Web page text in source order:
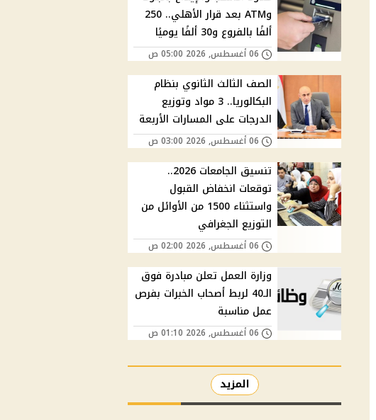
وATM بعد قرار الأهلي.. 250
ألفًا بالفروع و30 ألفًا يوميًا
06 أغسطس, 2026 05:00 ص
الصف الثالث الثانوي بنظام
البكالوريا.. 3 مواد وتوزيع
الدرجات على المسارات الأربعة
06 أغسطس, 2026 03:00 ص
تنسيق الجامعات 2026..
توقعات انخفاض القبول
واستثناء 1500 من الأوائل من
التوزيع الجغرافي
06 أغسطس, 2026 02:00 ص
وزارة العمل تعلن مبادرة فوق
الـ40 لربط أصحاب الخبرات بفرص
عمل مناسبة
06 أغسطس, 2026 01:10 ص
المزيد